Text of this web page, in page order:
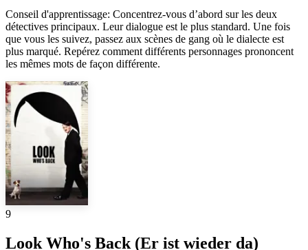
Conseil d'apprentissage: Concentrez-vous d’abord sur les deux
détectives principaux. Leur dialogue est le plus standard. Une fois
que vous les suivez, passez aux scènes de gang où le dialecte est
plus marqué. Repérez comment différents personnages prononcent
les mêmes mots de façon différente.
9
Look Who's Back (Er ist wieder da)